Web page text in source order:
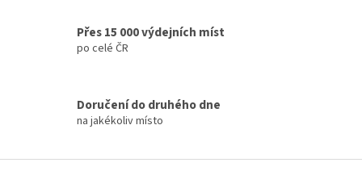
v
k
p
i
Přes 15 000 výdejních míst
po celé ČR
Doručení do druhého dne
na jakékoliv místo